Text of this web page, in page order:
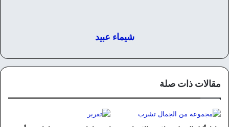
شيماء عبيد
مقالات ذات صلة